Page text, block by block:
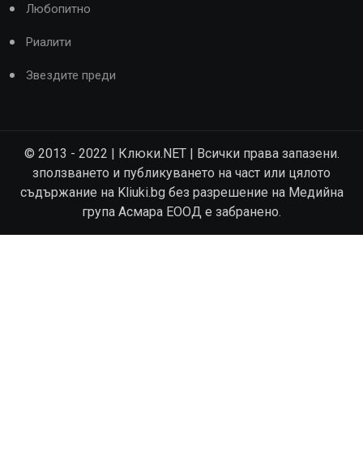
Любопитно
Риалити
Звездите преди
© 2013 - 2022 | Клюки.NET | Всички права запазени.
зползването и публикуването на част или цялото
съдържание на Kliuki.bg без разрешение на Медийна
група Асмара ЕООД е забранено.